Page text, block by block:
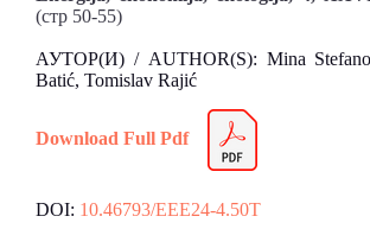
(стр 50-55)
АУТОР(И) / AUTHOR(S): Mina
Batić, Tomislav Rajić
Download Full Pdf
DOI: 10.46793/EEE24-4.50T